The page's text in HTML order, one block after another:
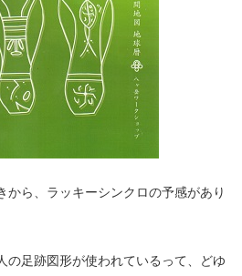
から、ラッキーシンクロの予感があり
の足跡図形が使われているって、どゆ